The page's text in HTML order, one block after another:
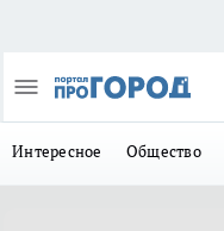
Интересное Общество